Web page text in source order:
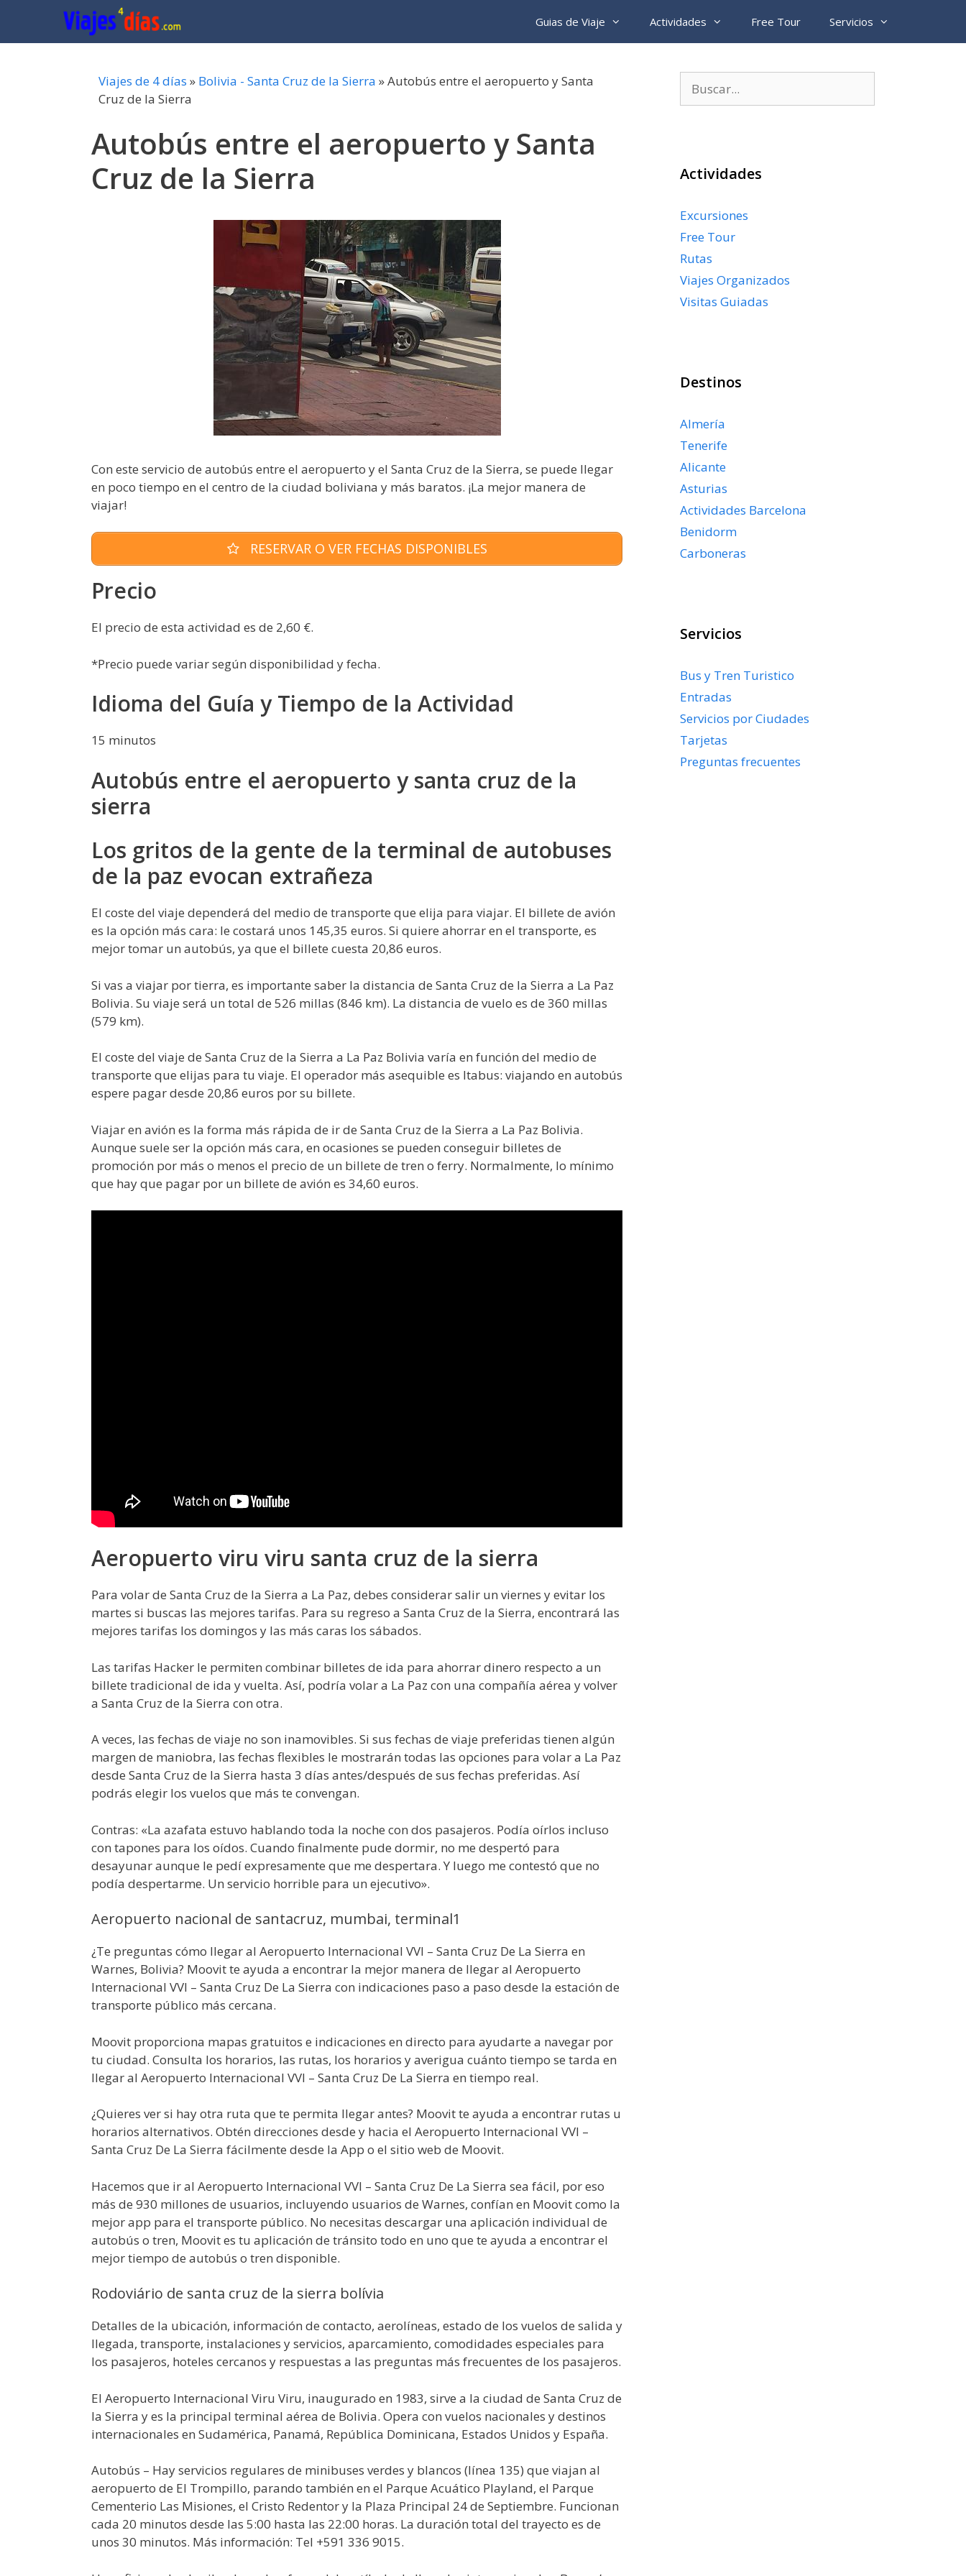
contenido
Guias de Viaje Actividades Free Tour Servicios
Viajes de 4 días » Bolivia - Santa Cruz de la Sierra »Autobús entre el aeropuerto y Santa
Cruz de la Sierra
Autobús entre el aeropuerto y Santa
Cruz de la Sierra
Con este servicio de autobús entre el aeropuerto y el Santa Cruz de la Sierra, se puede llegar
en poco tiempo en el centro de la ciudad boliviana y más baratos. ¡La mejor manera de
viajar!
RESERVAR O VER FECHAS DISPONIBLES
Precio
El precio de esta actividad es de 2,60 €.
*Precio puede variar según disponibilidad y fecha.
Idioma del Guía y Tiempo de la Actividad
15 minutos
Autobús entre el aeropuerto y santa cruz de la
sierra
Los gritos de la gente de la terminal de autobuses
de la paz evocan extrañeza
El coste del viaje dependerá del medio de transporte que elija para viajar. El billete de avión
es la opción más cara: le costará unos 145,35 euros. Si quiere ahorrar en el transporte, es
mejor tomar un autobús, ya que el billete cuesta 20,86 euros.
Si vas a viajar por tierra, es importante saber la distancia de Santa Cruz de la Sierra a La Paz
Bolivia. Su viaje será un total de 526 millas (846 km). La distancia de vuelo es de 360 millas
(579 km).
El coste del viaje de Santa Cruz de la Sierra a La Paz Bolivia varía en función del medio de
transporte que elijas para tu viaje. El operador más asequible es Itabus: viajando en autobús
espere pagar desde 20,86 euros por su billete.
Viajar en avión es la forma más rápida de ir de Santa Cruz de la Sierra a La Paz Bolivia.
Aunque suele ser la opción más cara, en ocasiones se pueden conseguir billetes de
promoción por más o menos el precio de un billete de tren o ferry. Normalmente, lo mínimo
que hay que pagar por un billete de avión es 34,60 euros.
Aeropuerto viru viru santa cruz de la sierra
Para volar de Santa Cruz de la Sierra a La Paz, debes considerar salir un viernes y evitar los
martes si buscas las mejores tarifas. Para su regreso a Santa Cruz de la Sierra, encontrará las
mejores tarifas los domingos y las más caras los sábados.
Las tarifas Hacker le permiten combinar billetes de ida para ahorrar dinero respecto a un
billete tradicional de ida y vuelta. Así, podría volar a La Paz con una compañía aérea y volver
a Santa Cruz de la Sierra con otra.
A veces, las fechas de viaje no son inamovibles. Si sus fechas de viaje preferidas tienen algún
margen de maniobra, las fechas flexibles le mostrarán todas las opciones para volar a La Paz
desde Santa Cruz de la Sierra hasta 3 días antes/después de sus fechas preferidas. Así
podrás elegir los vuelos que más te convengan.
Contras: «La azafata estuvo hablando toda la noche con dos pasajeros. Podía oírlos incluso
con tapones para los oídos. Cuando finalmente pude dormir, no me despertó para
desayunar aunque le pedí expresamente que me despertara. Y luego me contestó que no
podía despertarme. Un servicio horrible para un ejecutivo».
Aeropuerto nacional de santacruz, mumbai, terminal1
¿Te preguntas cómo llegar al Aeropuerto Internacional VVI – Santa Cruz De La Sierra en
Warnes, Bolivia? Moovit te ayuda a encontrar la mejor manera de llegar al Aeropuerto
Internacional VVI – Santa Cruz De La Sierra con indicaciones paso a paso desde la estación de
transporte público más cercana.
Moovit proporciona mapas gratuitos e indicaciones en directo para ayudarte a navegar por
tu ciudad. Consulta los horarios, las rutas, los horarios y averigua cuánto tiempo se tarda en
llegar al Aeropuerto Internacional VVI – Santa Cruz De La Sierra en tiempo real.
¿Quieres ver si hay otra ruta que te permita llegar antes? Moovit te ayuda a encontrar rutas u
horarios alternativos. Obtén direcciones desde y hacia el Aeropuerto Internacional VVI –
Santa Cruz De La Sierra fácilmente desde la App o el sitio web de Moovit.
Hacemos que ir al Aeropuerto Internacional VVI – Santa Cruz De La Sierra sea fácil, por eso
más de 930 millones de usuarios, incluyendo usuarios de Warnes, confían en Moovit como la
mejor app para el transporte público. No necesitas descargar una aplicación individual de
autobús o tren, Moovit es tu aplicación de tránsito todo en uno que te ayuda a encontrar el
mejor tiempo de autobús o tren disponible.
Rodoviário de santa cruz de la sierra bolívia
Detalles de la ubicación, información de contacto, aerolíneas, estado de los vuelos de salida y
llegada, transporte, instalaciones y servicios, aparcamiento, comodidades especiales para
los pasajeros, hoteles cercanos y respuestas a las preguntas más frecuentes de los pasajeros.
El Aeropuerto Internacional Viru Viru, inaugurado en 1983, sirve a la ciudad de Santa Cruz de
la Sierra y es la principal terminal aérea de Bolivia. Opera con vuelos nacionales y destinos
internacionales en Sudamérica, Panamá, República Dominicana, Estados Unidos y España.
Autobús – Hay servicios regulares de minibuses verdes y blancos (línea 135) que viajan al
aeropuerto de El Trompillo, parando también en el Parque Acuático Playland, el Parque
Cementerio Las Misiones, el Cristo Redentor y la Plaza Principal 24 de Septiembre. Funcionan
cada 20 minutos desde las 5:00 hasta las 22:00 horas. La duración total del trayecto es de
unos 30 minutos. Más información: Tel +591 336 9015.
Actividades
Excursiones
Free Tour
Rutas
Viajes Organizados
Visitas Guiadas
Destinos
Almería
Tenerife
Alicante
Asturias
Actividades Barcelona
Benidorm
Carboneras
Servicios
Bus y Tren Turistico
Entradas
Servicios por Ciudades
Tarjetas
Preguntas frecuentes